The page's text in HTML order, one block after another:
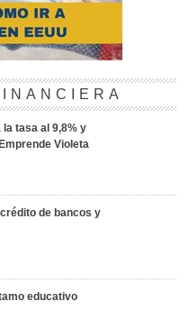
la tasa al 9,8% y
Violeta
de bancos y
educativo